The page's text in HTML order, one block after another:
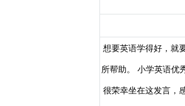
想要英语学得好，就
所帮助。 小学英语优
很荣幸坐在这发言，